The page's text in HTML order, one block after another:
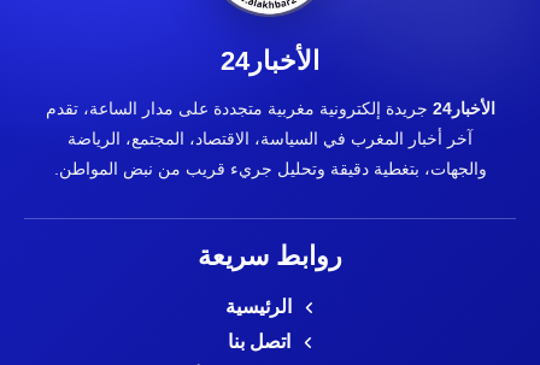
الأخبار24
الأخبار24
جريدة إلكترونية مغربية متجددة على مدار الساعة، تقدم
آخر أخبار المغرب في السياسة، الاقتصاد، المجتمع، الرياضة
والجهات، بتغطية دقيقة وتحليل جريء قريب من نبض المواطن.
روابط سريعة
الرئيسية
اتصل بنا